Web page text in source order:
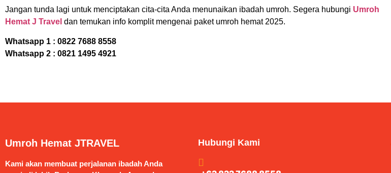
Jangan tunda lagi untuk menciptakan cita-cita Anda menunaikan ibadah umroh. Segera hubungi Umroh
Hemat J Travel dan temukan info komplit mengenai paket umroh hemat 2025.
Whatsapp 1 : 0822 7688 8558
Whatsapp 2 : 0821 1495 4921
Umroh Hemat JTRAVEL
Kami akan membuat perjalanan ibadah Anda
Hubungi Kami